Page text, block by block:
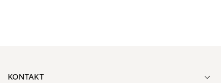
KONTAKT